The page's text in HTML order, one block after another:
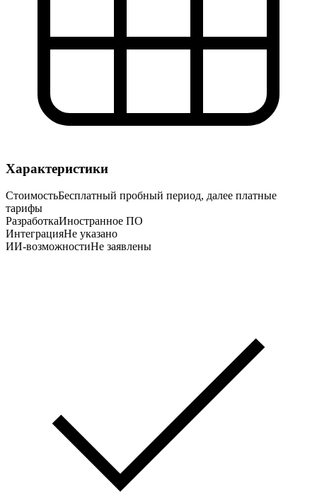
Характеристики
СтоимостьБесплатный пробный период, далее платные
тарифы
РазработкаИностранное ПО
ИнтеграцияНе указано
ИИ-возможностиНе заявлены